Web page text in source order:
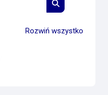
Wyszukaj kursy
Rozwiń wszystko